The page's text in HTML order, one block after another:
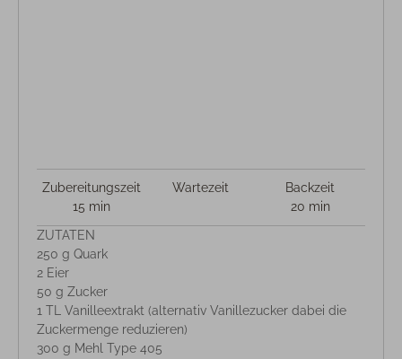
Zubereitungszeit
15 min
Wartezeit
Backzeit
20 min
ZUTATEN
250 g Quark
2 Eier
50 g Zucker
1 TL Vanilleextrakt (alternativ Vanillezucker dabei die
Zuckermenge reduzieren)
300 g Mehl Type 405